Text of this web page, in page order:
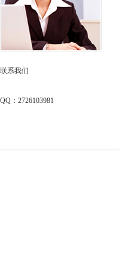
联系我们
QQ：2726103981